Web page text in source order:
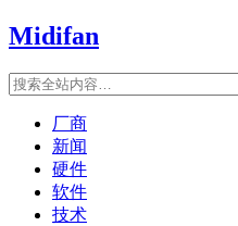
Midifan
厂商
新闻
硬件
软件
技术